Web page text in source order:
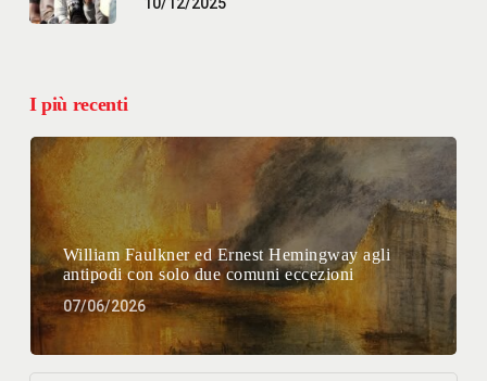
I più recenti
William Faulkner ed Ernest Hemingway agli
antipodi con solo due comuni eccezioni
07/06/2026